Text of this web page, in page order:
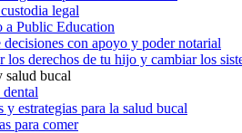
legal
a Public Education
decisiones con apoyo y poder notarial
los derechos de tu hijo y cambiar los
salud bucal
y estrategias para la salud bucal
para comer